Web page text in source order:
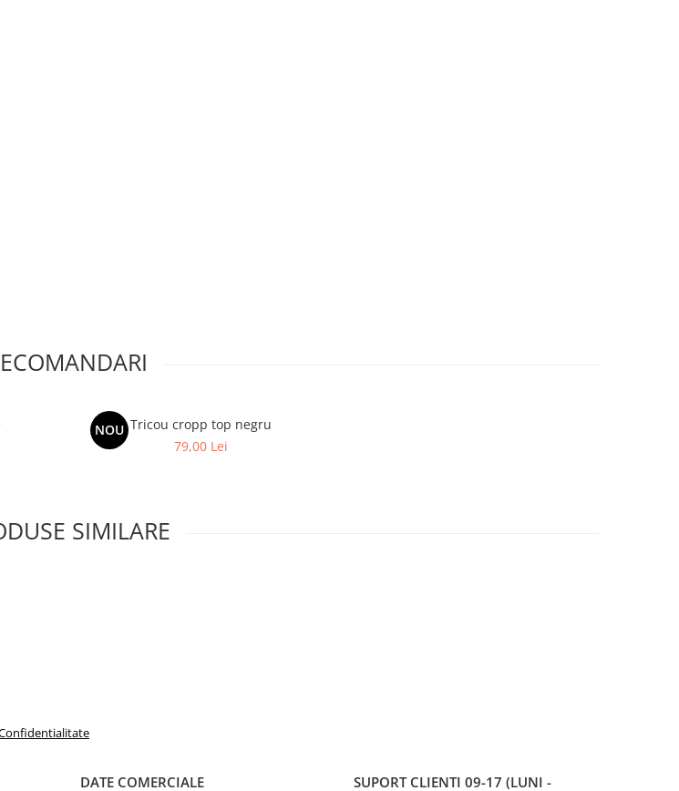
NOU Tricou cropp top negru
79,00 Lei
SIMILARE
DATE COMERCIALE SUPORT CLIENTI 09-17 (LUNI -